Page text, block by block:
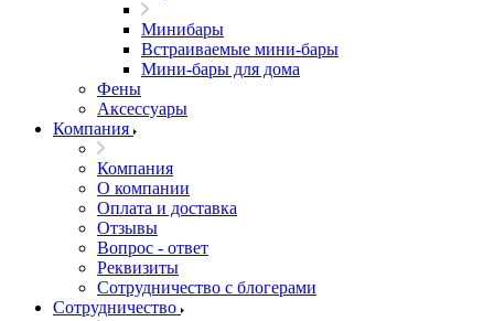
Минибары
Встраиваемые мини-бары
Мини-бары для дома
Фены
Аксессуары
Компания
Компания
О компании
Оплата и доставка
Отзывы
Вопрос - ответ
Реквизиты
Сотрудничество с блогерами
Сотрудничество